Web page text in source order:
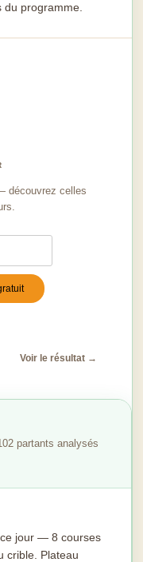
programme.
découvrez celles
Voir le résultat →
partants analysés
jour — 8 courses
crible. Plateau